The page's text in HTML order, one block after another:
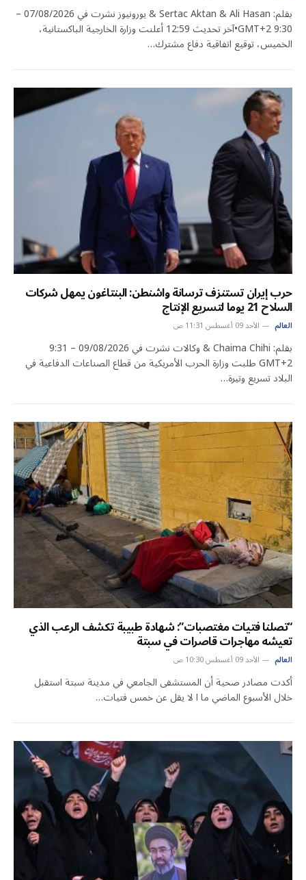
بقلم: Sertac Aktan & Ali Hasan & يورونيوز نشرت في 07/08/2026 –
9:30 GMT+2•آخر تحديث 12:59 أعلنت وزارة الخارجية الباكستانية،
الخميس، توقيع اتفاقية دفاع مشترك…
حرب إيران تستنزف ترسانة واشنطن: البنتاغون يمهل شركات
السلاح 21 يوما لتسريع الإنتاج
العالم الأحد 09 أغسطس 11:31 ص
بقلم: Chaima Chihi & وكالات نشرت في 09/08/2026 – 9:31
GMT+2 طلبت وزارة الحرب الأمريكية من قطاع الصناعات الدفاعية في
البلاد تسريع وتيرة…
“تصلنا فتيات مغتصبات”: شهادة طبيبة تكشف الرعب الذي
تعيشه مهاجرات قاصرات في سبتة
العالم الأحد 09 أغسطس 10:30 ص
أكدت مصادر صحية أن المستشفى الجامعي في مدينة سبتة استقبل
خلال الأسبوع الماضي ما ا لا يقل عن خمس فتيات…